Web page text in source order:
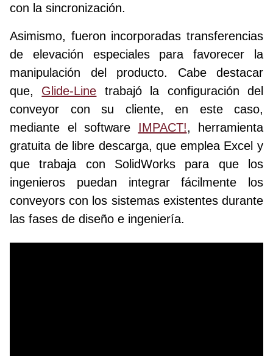
con la sincronización.
Asimismo, fueron incorporadas transferencias
de elevación especiales para favorecer la
manipulación del producto. Cabe destacar
que, Glide-Line trabajó la configuración del
conveyor con su cliente, en este caso,
mediante el software IMPACT!, herramienta
gratuita de libre descarga, que emplea Excel y
que trabaja con SolidWorks para que los
ingenieros puedan integrar fácilmente los
conveyors con los sistemas existentes durante
las fases de diseño e ingeniería.